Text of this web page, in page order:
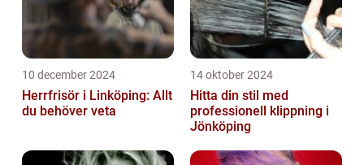
10 december 2024
Herrfrisör i Linköping: Allt
du behöver veta
14 oktober 2024
Hitta din stil med
professionell klippning i
Jönköping